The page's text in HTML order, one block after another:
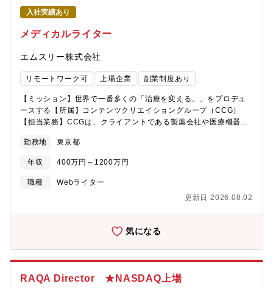
入社実績あり
メディカルライター
エムスリー株式会社
リモートワーク可 上場企業 副業制度あり
【ミッション】世界で一番多くの「治療を変える。」をプロデュ
ースする【所属】コンテンツクリエイショングループ（CCG）
【担当業務】CCGは、クライアントである製薬会社や医療機器メ
医療従事者向けサイト「m3.com」（国内の医師9割以上が登録）
やエムスリーグループのサービスにより医療従事者の「治療を変
える。」ことを目的としている部門です。メディカルライター
は、医療従事者向けサイト「m3.com」上に掲載する医療用医薬品
員医師のニーズをマッチさせ、「治療を変える」を実現するシナ
モーション/学術的方針を理解し、それらが医師によりよく理解さ
れるよう、医療用医薬品のプロモーション支援/エデュケーション
コンテンツやサービスの「シナリオライティング・学術支援」を
担っていただきます。【同ポジションで働く魅力】■専門性が高
い・薬剤や臨床における知識、経験を生かせる・薬剤や疾患につ
いて最先端かつ、より深い知識が身につく・現場ではなかなかお
勤務地 東京都
年収 400万円～1200万円
職種
Webライター
更新日 2026.08.02
気になる
RAQA Director ★NASDAQ上場